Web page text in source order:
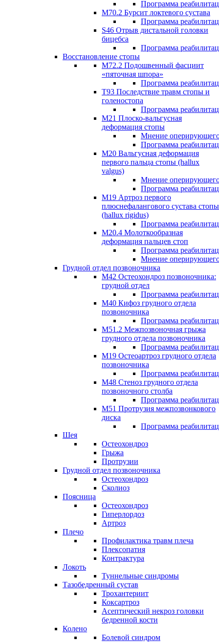
Программа
M70.2 Бурсит локтевого сустава
Программа
S46 Отрыв дистальной головки
бицебса
Программа
Восстановление стопы
М72.2 Подошвенный фасциит
«пяточная шпора»
Программа
Т93 Последствие травм стопы и
голеностопа
Программа
М21 Плоско-вальгусная
деформация стопы
Мнение
Программа
М20 Вальгусная деформация
первого пальца стопы (hallux
valgus)
Мнение
Программа
М19 Артроз первого
плюснефалангового сустава стопы
(hallux rigidus)
Программа
М20.4 Молоткообразная
деформация пальцев стоп
Программа
Мнение
Грудной отдел позвоночника
М42 Остеохондроз позвоночника:
грудной отдел
Программа
М40 Кифоз грудного отдела
позвоночника
Программа
M51.2 Межпозвоночная грыжа
грудного отдела позвоночника
Программа
М19 Остеоартроз грудного отдела
позвоночника
Программа
M48 Стеноз грудного отдела
позвоночного столба
Программа
М51 Протрузия межпозвонкового
диска
Программа
Шея
Остеохондроз
Грыжа
Протрузии
Грудной отдел позвоночника
Остеохондроз
Сколиоз
Поясница
Остеохондроз
Гиперлордоз
Артроз
Плечо
Профилактика травм плеча
Плексопатия
Контрактура
Локоть
Туннельные синдромы
Тазобедренный сустав
Трохантериит
Коксартроз
Асептический некроз головки
бедренной кости
Колено
Болевой синдром